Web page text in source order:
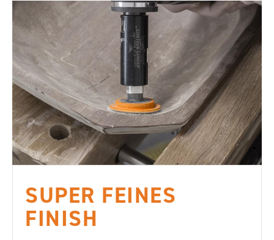
SUPER FEINES
FINISH